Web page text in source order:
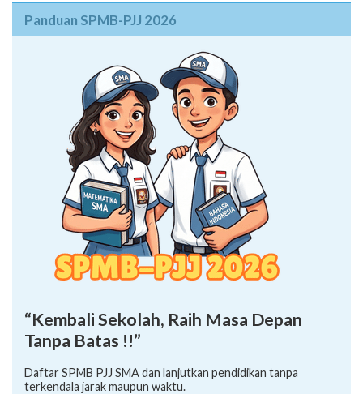
Panduan SPMB-PJJ 2026
“Kembali Sekolah, Raih Masa Depan
Tanpa Batas !!”
Daftar SPMB PJJ SMA dan lanjutkan pendidikan tanpa
terkendala jarak maupun waktu.